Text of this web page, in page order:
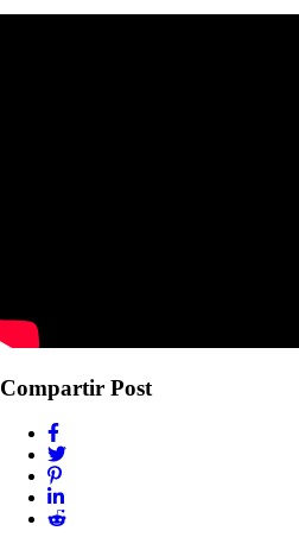
Compartir Post